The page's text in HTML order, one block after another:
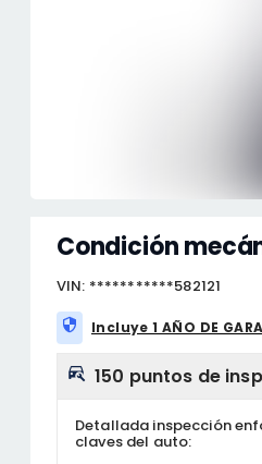
Condición
VIN: ***********582121
Incluye 1 AÑO DE
150 puntos de
Detallada inspección
claves del auto: